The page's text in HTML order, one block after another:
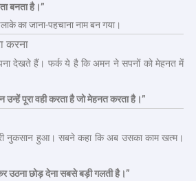
बनता है।”
का जाना-पहचाना नाम बन गया।
करना
देखते हैं। फर्क ये है कि अमन ने सपनों को मेहनत में
पूरा वही करता है जो मेहनत करता है।”
नुकसान हुआ। सबने कहा कि अब उसका काम खत्म।
उठना छोड़ देना सबसे बड़ी गलती है।”